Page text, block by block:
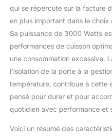
qui se répercute sur la facture
en plus important dans le choix
Sa puissance de 3000 Watts
performances de cuisson
une consommation excessive.
l’isolation de la porte à la
température, contribue à cette
pensé pour durer et pour
quotidien avec performance et
Voici un résumé des